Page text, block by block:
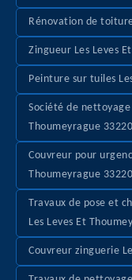
Rénovation de
Zingueur Les Leves
Peinture sur tuiles
Société de
Thoumeyrague 33220
Couvreur pour
Thoumeyrague 33220
Travaux de pose et
Les Leves Et
Couvreur zinguerie